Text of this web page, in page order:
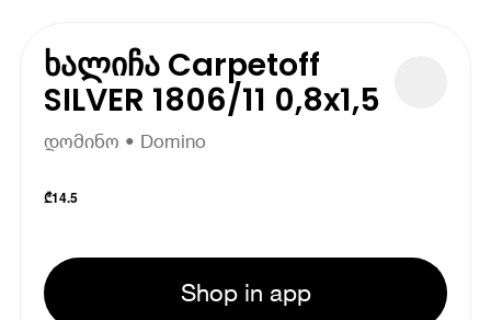
ხალიჩა Carpetoff
SILVER 1806/11 0,8x1,5
დომინო • Domino
₾14.5
Shop in app